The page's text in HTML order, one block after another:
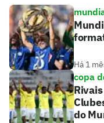
Há 1
copa
do